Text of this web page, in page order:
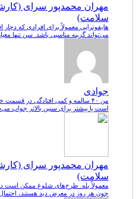
مهران محمدپور سرای
سلامت)
هایفوتراپی معمولاً برای افرادی که
می‌تواند گزینه مناسبی باشد. سن تنها معیار
جوادی
من ۴۰ سالمه و کمی افتادگی در
است یا بیشتر برای سنین بالاتر جواب
مهران محمدپور سرای
سلامت)
معمولاً بله. طرح‌های شلوغ ممکن است در
چون هر روز در معرض دید هستند،